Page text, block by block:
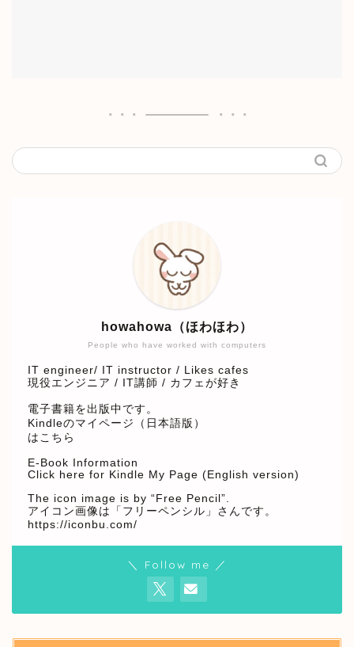
People who have worked with computers
howahowa（ほわほわ）
IT engineer/ IT instructor / Likes cafes
現役エンジニア / IT講師 / カフェが好き
電子書籍を出版中です。
Kindleのマイページ（日本語版）
はこちら
E-Book Information
Click here for Kindle My Page (English version)
The icon image is by “Free Pencil”.
アイコン画像は「フリーペンシル」さんです。
https://iconbu.com/
＼ Follow me ／